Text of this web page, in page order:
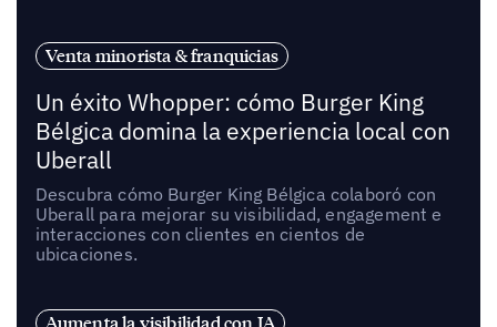
Venta minorista & franquicias
Un éxito Whopper: cómo Burger King
Bélgica domina la experiencia local con
Uberall
Descubra cómo Burger King Bélgica colaboró con
Uberall para mejorar su visibilidad, engagement e
interacciones con clientes en cientos de
ubicaciones.
Aumenta la visibilidad con IA